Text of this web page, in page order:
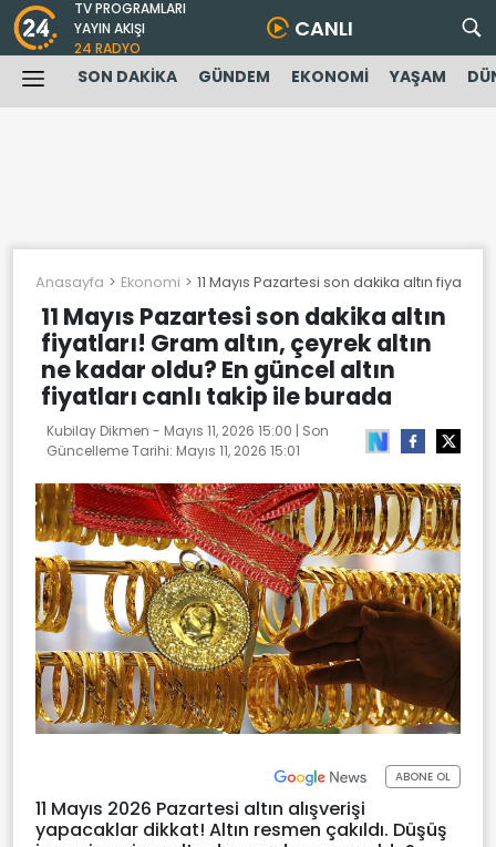
TV PROGRAMLARI
YAYIN AKIŞI
24 RADYO
CANLI
SON DAKİKA GÜNDEM EKONOMİ YAŞAM
Anasayfa Ekonomi 11 Mayıs Pazartesi son dakika altın
11 Mayıs Pazartesi son dakika altın
fiyatları! Gram altın, çeyrek altın
ne kadar oldu? En güncel altın
fiyatları canlı takip ile burada
Kubilay Dikmen - Mayıs 11, 2026 15:00 | Son
Güncelleme Tarihi: Mayıs 11, 2026 15:01
ABONE OL
11 Mayıs 2026 Pazartesi altın alışverişi
yapacaklar dikkat! Altın resmen çakıldı. Düşüş